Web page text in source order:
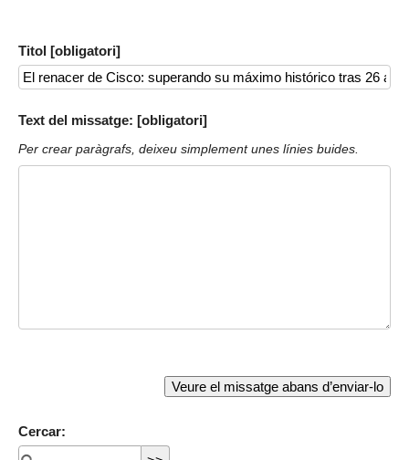
Titol [obligatori]
Text del missatge: [obligatori]
Per crear paràgrafs, deixeu simplement unes línies buides.
Cercar: